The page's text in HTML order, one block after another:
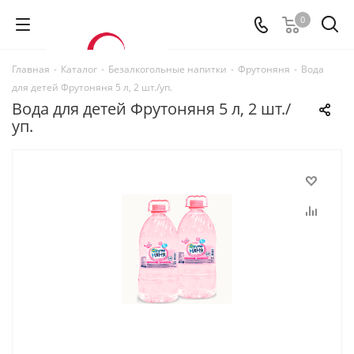
0
Главная - Каталог - Безалкогольные напитки - Фрутоняня - Вода
для детей Фрутоняня 5 л, 2 шт./уп.
Вода для детей Фрутоняня 5 л, 2 шт./
уп.